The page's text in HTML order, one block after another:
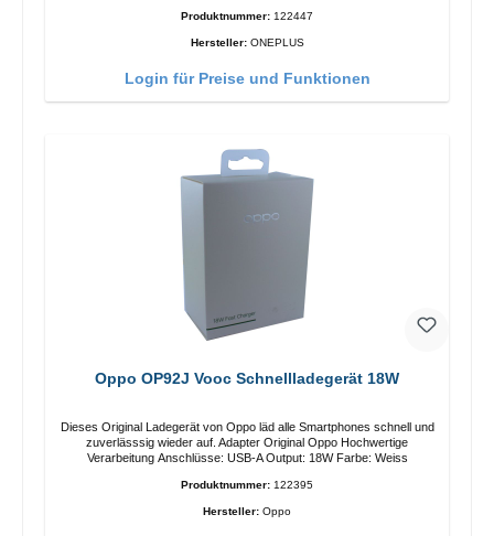
Produktnummer: 122447
Hersteller: ONEPLUS
Login für Preise und Funktionen
Oppo OP92J Vooc Schnellladegerät 18W
Dieses Original Ladegerät von Oppo läd alle Smartphones schnell und
zuverlässsig wieder auf. Adapter Original Oppo Hochwertige
Verarbeitung Anschlüsse: USB-A Output: 18W Farbe: Weiss
Produktnummer: 122395
Hersteller: Oppo